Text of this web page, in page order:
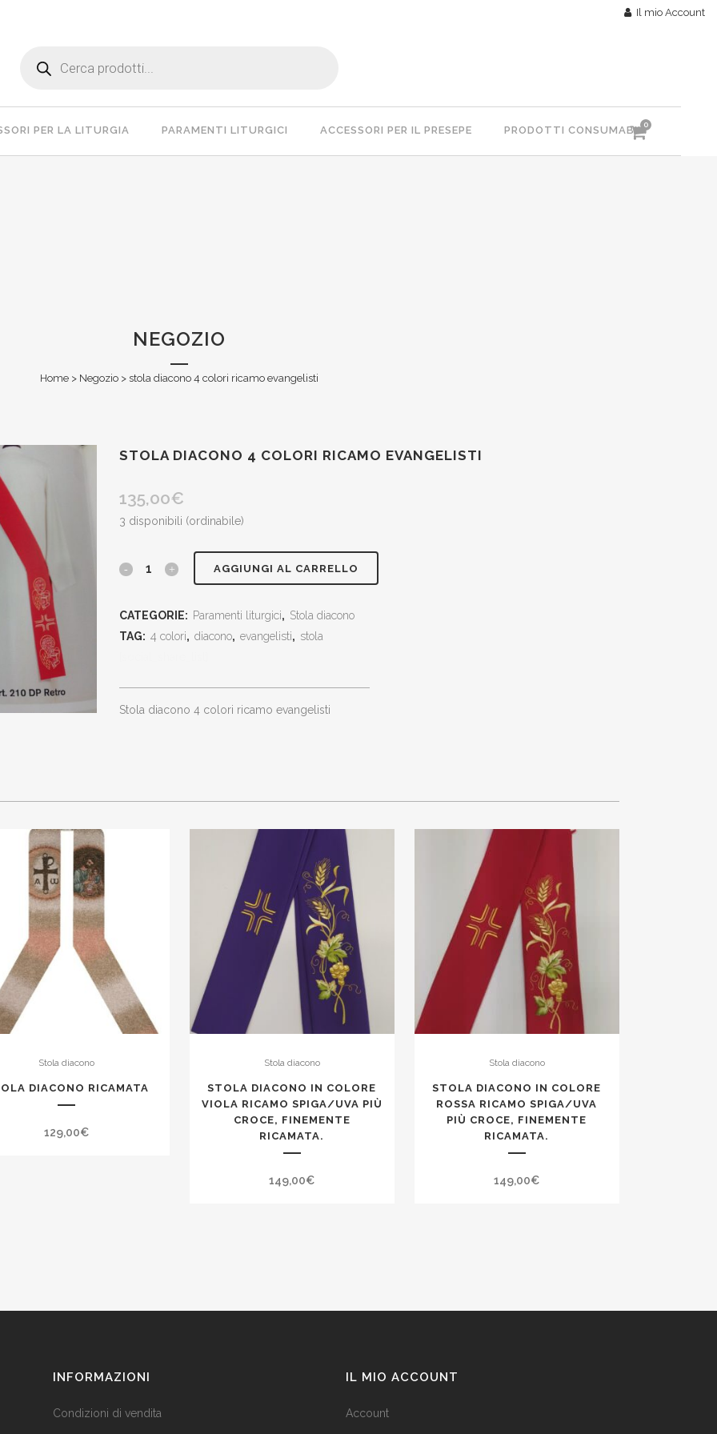
Il mio Account
search
PER LA LITURGIA PARAMENTI LITURGICI ACCESSORI PER IL PRESEPE PRODOTTI CONSUMABILI0
NEGOZIO
Home > Negozio > stola diacono 4 colori ricamo evangelisti
STOLA DIACONO 4 COLORI RICAMO EVANGELISTI
135,00€
3 disponibili (ordinabile)
stola
ricamo
evangelisti
AGGIUNGI AL CARRELLO
CATEGORIE: Paramenti liturgici, Stola diacono
TAG: 4 colori, diacono, evangelisti, stola
stola diacono 4 colori ricamo evangelisti
Stola diacono
DIACONO RICAMATA
129,00€
Stola diacono
STOLA DIACONO IN COLORE
VIOLA RICAMO SPIGA/UVA PIÙ
CROCE, FINEMENTE
RICAMATA.
149,00€
Stola diacono
STOLA DIACONO IN COLORE
ROSSA RICAMO SPIGA/UVA
PIÙ CROCE, FINEMENTE
RICAMATA.
149,00€
INFORMAZIONI
Condizioni di vendita
IL MIO ACCOUNT
Account